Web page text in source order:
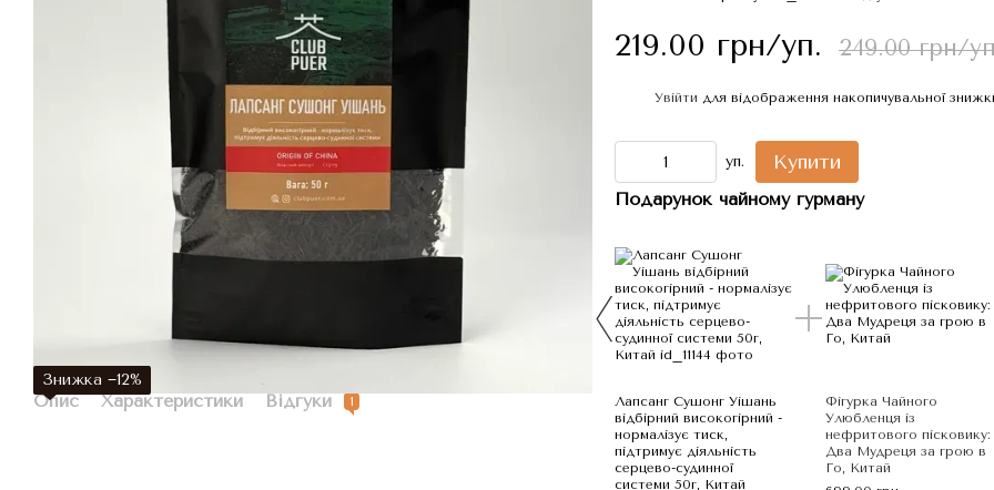
Знижка −12%
Опис Характеристики Відгуки 1
219.00 грн/уп. 249.00 грн/
Увійти для відображення накопичувальної
уп. Купити
Подарунок чайному гурману
Лапсанг Сушонг Уішань
відбірний високогірний -
нормалізує тиск,
підтримує діяльність
серцево-судинної
системи 50г, Китай
Фігурка Чайного
Улюбленця із
нефритового пісковику:
Два Мудреця за грою в
Го, Китай